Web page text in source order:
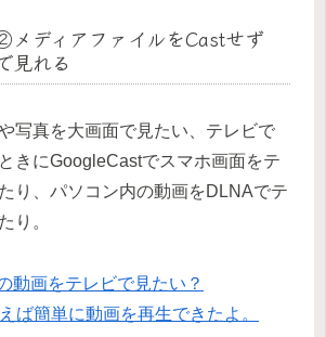
メディアファイルをCastせず
見れる
写真を大画面で見たい、テレビで
きにGoogleCastでスマホ画面をテ
り、パソコン内の動画をDLNAでテ
り。
動画をテレビで見たい？
ば簡単に動画を再生できたよ。